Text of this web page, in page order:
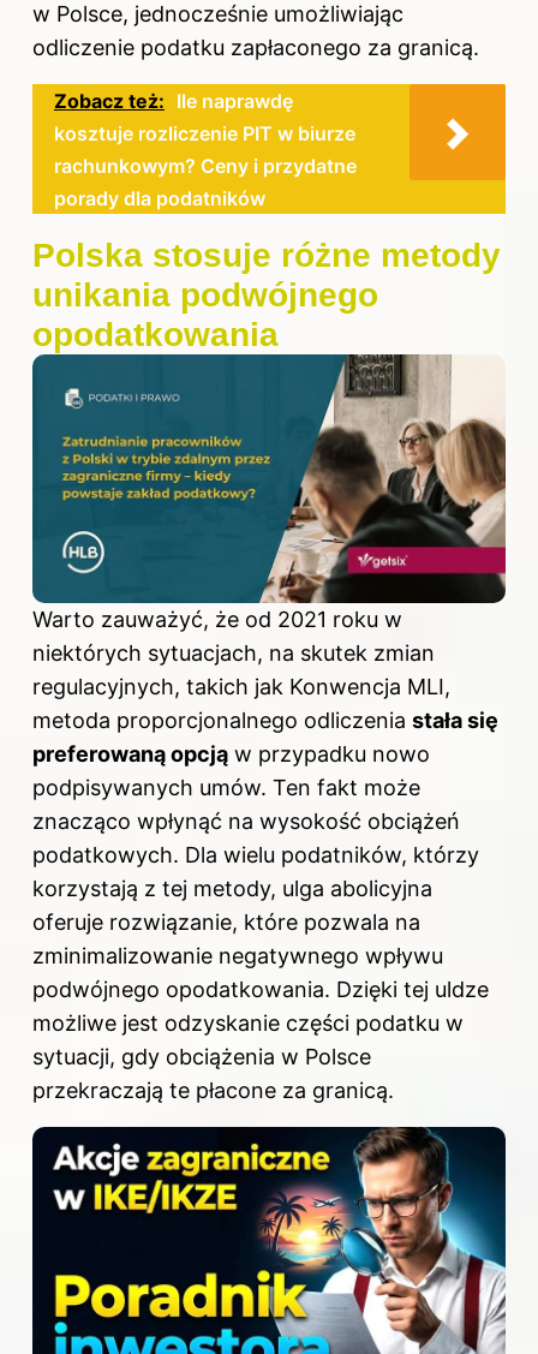
w Polsce, jednocześnie umożliwiając
odliczenie podatku zapłaconego za granicą.
Zobacz też: Ile naprawdę
kosztuje rozliczenie PIT w biurze
rachunkowym? Ceny i przydatne
porady dla podatników
Polska stosuje różne metody
unikania podwójnego
opodatkowania
Warto zauważyć, że od 2021 roku w
niektórych sytuacjach, na skutek zmian
regulacyjnych, takich jak Konwencja MLI,
metoda proporcjonalnego odliczenia stała się
preferowaną opcją w przypadku nowo
podpisywanych umów. Ten fakt może
znacząco wpłynąć na wysokość obciążeń
podatkowych. Dla wielu podatników, którzy
korzystają z tej metody, ulga abolicyjna
oferuje rozwiązanie, które pozwala na
zminimalizowanie negatywnego wpływu
podwójnego opodatkowania. Dzięki tej uldze
możliwe jest odzyskanie części podatku w
sytuacji, gdy obciążenia w Polsce
przekraczają te płacone za granicą.